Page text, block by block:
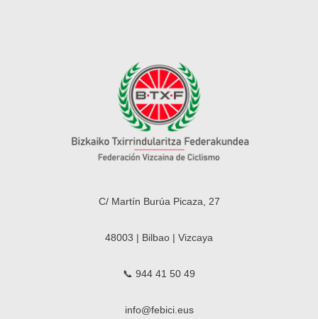
C/ Martín Burúa Picaza, 27
48003 | Bilbao | Vizcaya
📞 944 41 50 49
info@febici.eus